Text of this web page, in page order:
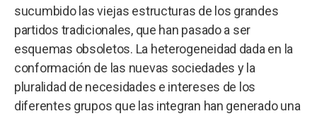
sucumbido las viejas estructuras de los grandes
partidos tradicionales, que han pasado a ser
esquemas obsoletos. La heterogeneidad dada en la
conformación de las nuevas sociedades y la
pluralidad de necesidades e intereses de los
diferentes grupos que las integran han generado una